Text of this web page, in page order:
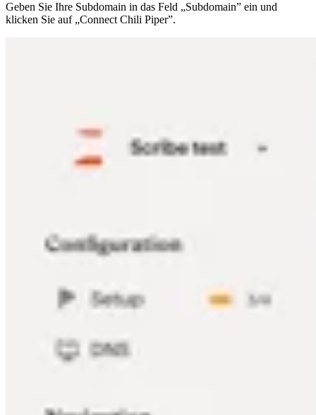
Geben Sie Ihre Subdomain in das Feld „Subdomain” ein und
klicken Sie auf „Connect Chili Piper”.